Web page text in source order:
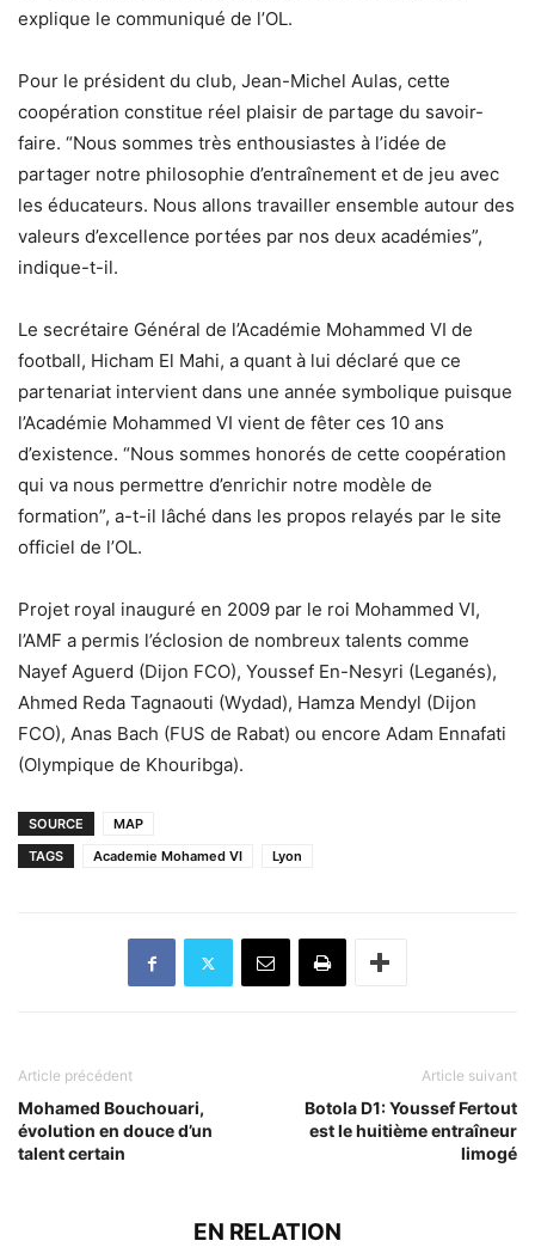
explique le communiqué de l’OL.
Pour le président du club, Jean-Michel Aulas, cette
coopération constitue réel plaisir de partage du savoir-
faire. “Nous sommes très enthousiastes à l’idée de
partager notre philosophie d’entraînement et de jeu avec
les éducateurs. Nous allons travailler ensemble autour des
valeurs d’excellence portées par nos deux académies”,
indique-t-il.
Le secrétaire Général de l’Académie Mohammed VI de
football, Hicham El Mahi, a quant à lui déclaré que ce
partenariat intervient dans une année symbolique puisque
l’Académie Mohammed VI vient de fêter ces 10 ans
d’existence. “Nous sommes honorés de cette coopération
qui va nous permettre d’enrichir notre modèle de
formation”, a-t-il lâché dans les propos relayés par le site
officiel de l’OL.
Projet royal inauguré en 2009 par le roi Mohammed VI,
l’AMF a permis l’éclosion de nombreux talents comme
Nayef Aguerd (Dijon FCO), Youssef En-Nesyri (Leganés),
Ahmed Reda Tagnaouti (Wydad), Hamza Mendyl (Dijon
FCO), Anas Bach (FUS de Rabat) ou encore Adam Ennafati
(Olympique de Khouribga).
SOURCE
MAP
TAGS
Academie Mohamed VI Lyon
Article précédent
Mohamed Bouchouari,
évolution en douce d’un
talent certain
Article suivant
Botola D1: Youssef Fertout
est le huitième entraîneur
limogé
EN RELATION